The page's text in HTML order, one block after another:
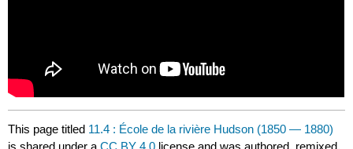
This page titled 11.4 : École de la rivière Hudson (1850 — 1880)
is shared under aCC BY 4.0 license and was authored, remixed,